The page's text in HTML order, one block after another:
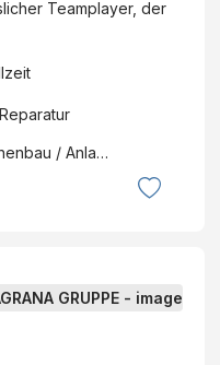
Teamplayer, der
/ Anlagenbau